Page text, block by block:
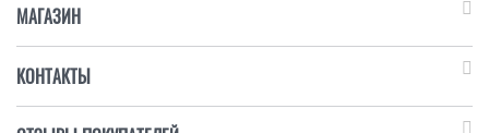
МАГАЗИН
КОНТАКТЫ